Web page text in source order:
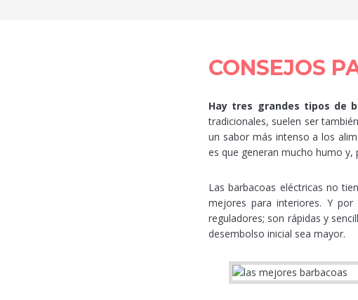
CONSEJOS
Hay tres grandes tipos de
tradicionales, suelen ser
un sabor más intenso a los
es que generan mucho humo
Las barbacoas eléctricas no
mejores para interiores. Y
reguladores; son rápidas y
desembolso inicial sea mayor.